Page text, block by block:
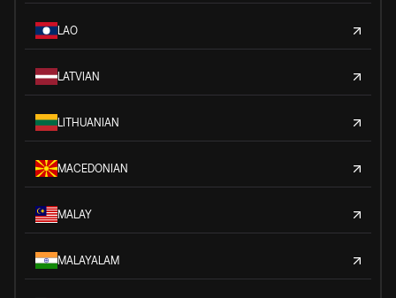
LAO
LATVIAN
LITHUANIAN
MACEDONIAN
MALAY
MALAYALAM